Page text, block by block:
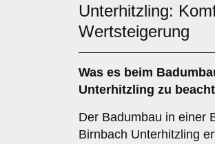
Unterhitzling:
Wertsteigerung
Was es beim
Unterhitzling zu
Der Badumbau in einer
Birnbach Unterhitzling